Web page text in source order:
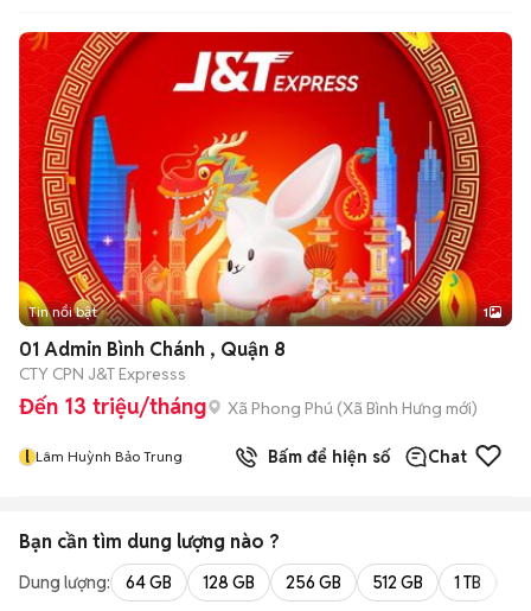
Tin nổi bật 1
01 Admin Bình Chánh , Quận 8
CTY CPN J&T Expresss
Đến 13 triệu/tháng Xã Phong Phú (Xã Bình Hưng mới)
l Lâm Huỳnh Bảo Trung Bấm để hiện số Chat
Bạn cần tìm dung lượng nào ?
Dung lượng: 64 GB 128 GB 256 GB 512 GB 1 TB